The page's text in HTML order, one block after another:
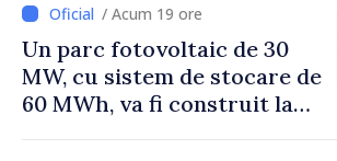
/ Acum 19 ore
Un parc fotovoltaic de 30
MW, cu sistem de stocare de
60 MWh, va fi construit la